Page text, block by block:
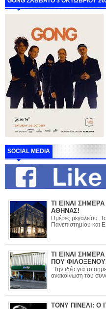
SOCIAL MEDIA
ΤΙ ΕΙΝΑΙ
ΑΘΗΝΑΣ!
Ημέρες μεγαλείου.
ΤΙ ΕΙΝΑΙ
ΠΟΥ
Την ιδέα για το
ανακοίνωση του
ΤΟΝΥ ΠΙΝΕΛΙ: Ο